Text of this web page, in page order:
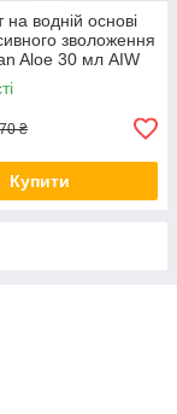
на водній основі
зволоження
Aloe 30 мл AIW
₴
Купити